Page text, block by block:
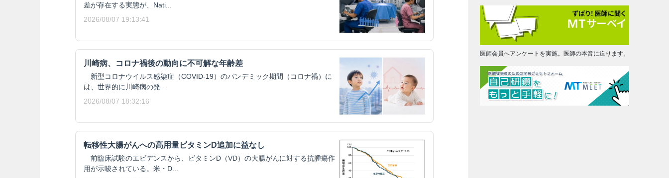
差が存在する実態が、Nati...
2026/08/07 19:13:41
川崎病、コロナ禍後の動向に不可解な年齢差
新型コロナウイルス感染症（COVID-19）のパンデミック期間（コロナ禍）に
は、世界的に川崎病の発...
2026/08/07 18:32:16
転移性大腸がんへの高用量ビタミンD追加に益なし
前臨床試験のエビデンスから、ビタミンD（VD）の大腸がんに対する抗腫瘍作
用が示唆されている。米・D...
医師会員へアンケートを実施。医師の本音に迫ります。